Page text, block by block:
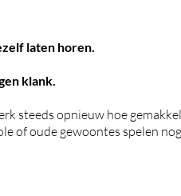
laten horen.
klank.
steeds opnieuw hoe
of oude gewoontes spelen